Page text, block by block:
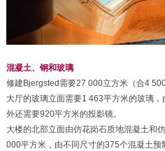
混凝土、钢和玻璃
修建Bjergsted需要27 000立方米（合4
大厅的玻璃立面需要1 463平方米的玻璃
外还需要920平方米的投影镜。
大楼的北部立面由仿花岗石质地混凝土和
000平方米，由不同尺寸的375个混凝土